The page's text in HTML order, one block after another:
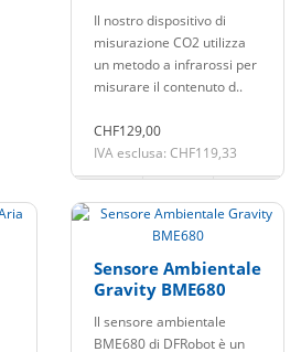
Il nostro dispositivo di
misurazione CO2 utilizza
un metodo a infrarossi per
misurare il contenuto d..
CHF129,00
IVA esclusa: CHF119,33
Sensore Ambientale
Gravity BME680
Il sensore ambientale
BME680 di DFRobot è un